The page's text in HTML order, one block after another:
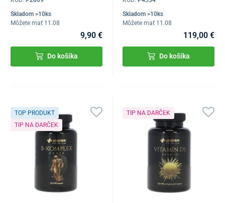
Skladom >10ks
Môžete mať 11.08
9,90 €
Do košíka
Skladom >10ks
Môžete mať 11.08
119,00 €
Do košíka
TOP PRODUKT
TIP NA DARČEK
TIP NA DARČEK